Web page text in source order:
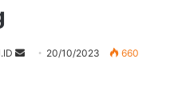
20/10/2023 660